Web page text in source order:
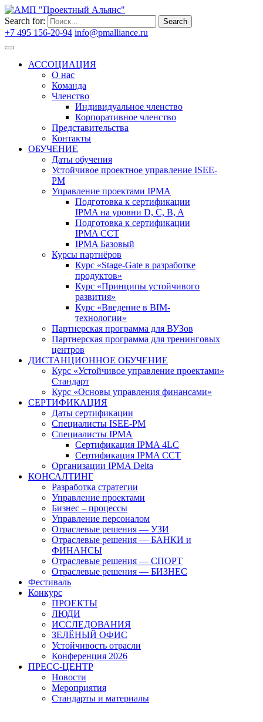
Search for: Search
+7 495 156-20-94 info@pmalliance.ru
АССОЦИАЦИЯ
О нас
Команда
Членство
Индивидуальное членство
Корпоративное членство
Представительства
Контакты
ОБУЧЕНИЕ
Даты обучения
Устойчивое проектное управление ISEE-
PM
Управление проектами IPMA
Подготовка к сертификации
IPMA на уровни D, C, B, A
Подготовка к сертификации
IPMA CCT
IPMA Базовый
Курсы партнёров
Курс «Stage-Gate в разработке
продуктов»
Курс «Принципы устойчивого
развития»
Курс «Введение в BIM-
технологии»
Партнерская программа для ВУЗов
Партнерская программа для тренинговых
центров
ДИСТАНЦИОННОЕ ОБУЧЕНИЕ
Курс «Устойчивое управление проектами»
Стандарт
Курс «Основы управления финансами»
СЕРТИФИКАЦИЯ
Даты сертификации
Специалисты ISEE-PM
Специалисты IPMA
Сертификация IPMA 4LC
Сертификация IPMA CCT
Организации IPMA Delta
КОНСАЛТИНГ
Разработка стратегии
Управление проектами
Бизнес – процессы
Управление персоналом
Отраслевые решения — УЗИ
Отраслевые решения — БАНКИ и
ФИНАНСЫ
Отраслевые решения — СПОРТ
Отраслевые решения — БИЗНЕС
Фестиваль
Конкурс
ПРОЕКТЫ
ЛЮДИ
ИССЛЕДОВАНИЯ
ЗЕЛЁНЫЙ ОФИС
Устойчивость отрасли
Конференция 2026
ПРЕСС-ЦЕНТР
Новости
Мероприятия
Стандарты и материалы